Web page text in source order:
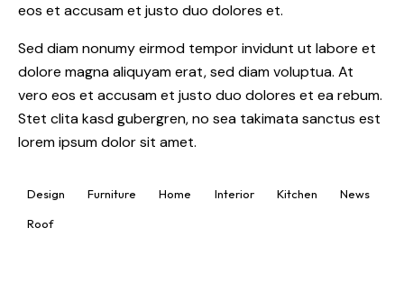
eos et accusam et justo duo dolores et.
Sed diam nonumy eirmod tempor invidunt ut labore et
dolore magna aliquyam erat, sed diam voluptua. At
vero eos et accusam et justo duo dolores et ea rebum.
Stet clita kasd gubergren, no sea takimata sanctus est
lorem ipsum dolor sit amet.
Design Furniture Home Interior Kitchen News
Roof